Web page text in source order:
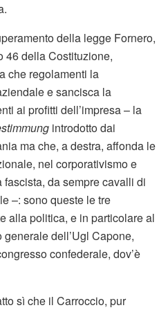
della legge Fornero,
46 della Costituzione,
che regolamenti la
e sancisca la
ai profitti dell’impresa – la
introdotto dai
ma che, a destra, affonda le
nel corporativismo e
da sempre cavalli di
–: sono queste le tre
alla politica, e in particolare al
dell’Ugl Capone,
confederale, dov’è
sì che il Carroccio, pur